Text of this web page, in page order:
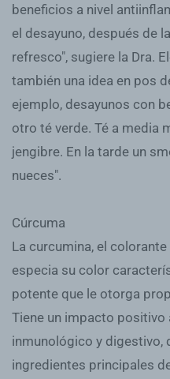
beneficios a nivel
el desayuno, después de
refresco", sugiere la Dra.
también una idea en pos
ejemplo, desayunos con
otro té verde. Té a media
jengibre. En la tarde un
nueces".
Cúrcuma
La curcumina, el
especia su color
potente que le otorga
Tiene un impacto positivo
inmunológico y digestivo,
ingredientes principales